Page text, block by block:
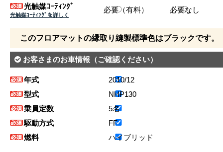
光触媒ｺｰﾃｨﾝｸﾞ
光触媒ｺｰﾃｨﾝｸﾞを詳しく
必要（有料） 必要なし
このフロアマットの縁取り縫製標準色はブラックです。
お客さまのお車情報 （ご確認ください）
年式
2010/12
型式
NHP130
乗員定数
5名
駆動方式
FF
燃料
ハイブリッド